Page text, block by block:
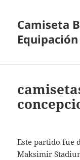
Camiseta
Este partido fue
Maksimir